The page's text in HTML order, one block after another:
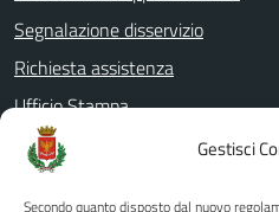
Gestisci
Secondo quanto disposto dal nuovo
Segnalazione disservizio
Richiesta assistenza
Ufficio Stampa
Amministrazione Trasparente
Albo pretorio